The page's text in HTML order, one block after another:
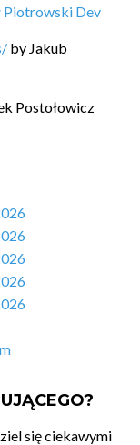
Piotrowski Dev
by Jakub
Postołowicz
się ciekawymi